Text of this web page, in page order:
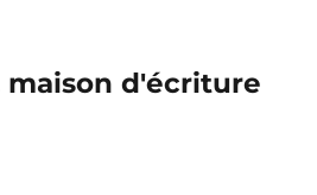
maison d'écriture